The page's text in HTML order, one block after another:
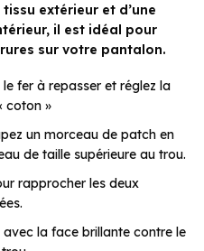
tissu extérieur et d’une
il est idéal pour
sur votre pantalon.
fer à repasser et réglez la
coton »
un morceau de patch en
de taille supérieure au trou.
rapprocher les deux
la face brillante contre le